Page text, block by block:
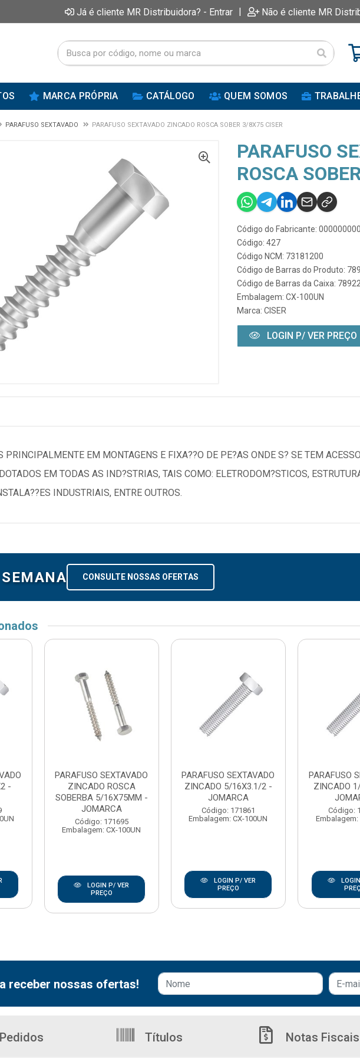
Já é cliente MR Distribuidora? - Entrar | Não é cliente MR
MARCA PRÓPRIA CATÁLOGO QUEM SOMOS
PARAFUSO SEXTAVADO PARAFUSO SEXTAVADO ZINCADO ROSCA SOBER 3/8X75 CISER
PARAFUSO
ROSCA
Código do Fabricante:
Código: 427
Código NCM: 73181200
Código de Barras do Produto:
Código de Barras da Caixa:
Embalagem: CX-100UN
Marca: CISER
LOGIN P/ VER PREÇO
PRINCIPALMENTE EM MONTAGENS E FIXA??O DE PE?AS ONDE S? SE TEM
EM TODAS AS IND?STRIAS, TAIS COMO: ELETRODOM?STICOS,
INDUSTRIAIS, ENTRE OUTROS.
CONSULTE NOSSAS OFERTAS
-
PARAFUSO SEXTAVADO
ZINCADO ROSCA
SOBERBA 5/16X75MM -
JOMARCA
Código: 171695
Embalagem: CX-100UN
LOGIN P/ VER
PREÇO
PARAFUSO SEXTAVADO
ZINCADO 5/16X3.1/2 -
JOMARCA
Código: 171861
Embalagem: CX-100UN
LOGIN P/ VER
PREÇO
PARAFUSO
ZINCADO
Código:
Embalagem:
receber nossas ofertas!
Títulos Notas Fiscais